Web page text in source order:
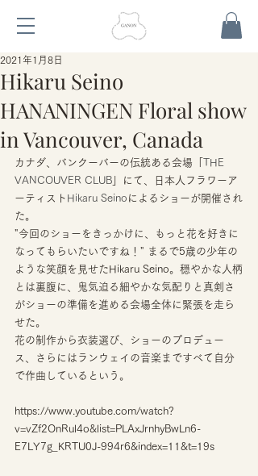
Hikaru Seino
HANANINGEN Floral show
in Vancouver, Canada
2021年1月8日
カナダ、バンクーバーの伝統ある会場「
THE
VANCOUVER CLUB 」にて、日本人フラワーア
ーティスト Hikaru Seino によるショーが開催され
た。
"今回のショーをきっかけに、もっと花を好きに
なってもらいたいですね！" まるで5歳の少年の
ような笑顔を見せたHikaru Seino。穏やかな人柄
とは裏腹に、鬼気迫る細やかな気配りと真剣さ
がショーの準備を進める会場全体に緊張を走ら
せた。
花の制作から衣装選び、ショーのプロデュー
ス、さらにはランウェイの音楽まですべて自分
で作曲しているという。
https://www.youtube.com/watch?
v=vZf2OnRul4o&list=PLAxJrnhyBwLn6-
E7LY7g_KRTU0J-994r6&index=11&t=19s